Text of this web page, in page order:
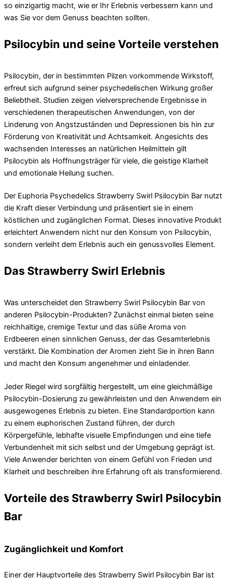
so einzigartig macht, wie er Ihr Erlebnis verbessern kann und
was Sie vor dem Genuss beachten sollten.
Psilocybin und seine Vorteile verstehen
Psilocybin, der in bestimmten Pilzen vorkommende Wirkstoff,
erfreut sich aufgrund seiner psychedelischen Wirkung großer
Beliebtheit. Studien zeigen vielversprechende Ergebnisse in
verschiedenen therapeutischen Anwendungen, von der
Linderung von Angstzuständen und Depressionen bis hin zur
Förderung von Kreativität und Achtsamkeit. Angesichts des
wachsenden Interesses an natürlichen Heilmitteln gilt
Psilocybin als Hoffnungsträger für viele, die geistige Klarheit
und emotionale Heilung suchen.
Der Euphoria Psychedelics Strawberry Swirl Psilocybin Bar nutzt
die Kraft dieser Verbindung und präsentiert sie in einem
köstlichen und zugänglichen Format. Dieses innovative Produkt
erleichtert Anwendern nicht nur den Konsum von Psilocybin,
sondern verleiht dem Erlebnis auch ein genussvolles Element.
Das Strawberry Swirl Erlebnis
Was unterscheidet den Strawberry Swirl Psilocybin Bar von
anderen Psilocybin-Produkten? Zunächst einmal bieten seine
reichhaltige, cremige Textur und das süße Aroma von
Erdbeeren einen sinnlichen Genuss, der das Gesamterlebnis
verstärkt. Die Kombination der Aromen zieht Sie in ihren Bann
und macht den Konsum angenehmer und einladender.
Jeder Riegel wird sorgfältig hergestellt, um eine gleichmäßige
Psilocybin-Dosierung zu gewährleisten und den Anwendern ein
ausgewogenes Erlebnis zu bieten. Eine Standardportion kann
zu einem euphorischen Zustand führen, der durch
Körpergefühle, lebhafte visuelle Empfindungen und eine tiefe
Verbundenheit mit sich selbst und der Umgebung geprägt ist.
Viele Anwender berichten von einem Gefühl von Frieden und
Klarheit und beschreiben ihre Erfahrung oft als transformierend.
Vorteile des Strawberry Swirl Psilocybin
Bar
Zugänglichkeit und Komfort
Einer der Hauptvorteile des Strawberry Swirl Psilocybin Bar ist